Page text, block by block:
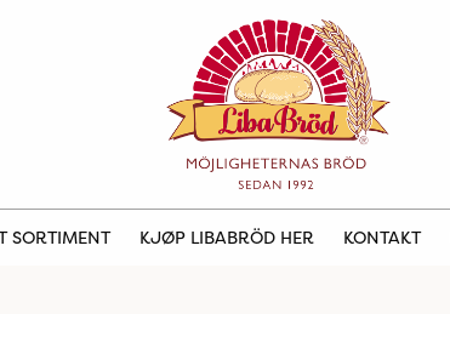
SORTIMENT KJØP LIBABRÖD HER KONTAKT